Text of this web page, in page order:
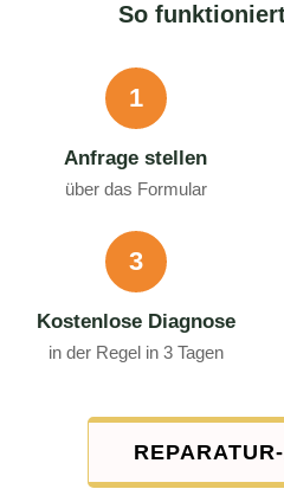
So
1
Anfrage stellen
über das Formular
3
Kostenlose Diagnose
in der Regel in 3 Tagen